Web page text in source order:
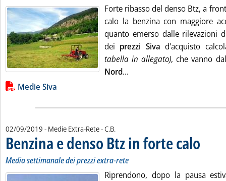
Forte ribasso del denso Btz, a
calo la benzina con maggiore
quanto emerso dalle rilevazioni
dei prezzi Siva d'acquisto
tabella in allegato), che vanno
Nord...
Lista allegati PDF alla notizia
Medie Siva
02/09/2019 - Medie Extra-Rete -di:
C.B.
Benzina e denso Btz in forte calo
Media settimanale dei prezzi extra-rete
Riprendono, dopo la pausa